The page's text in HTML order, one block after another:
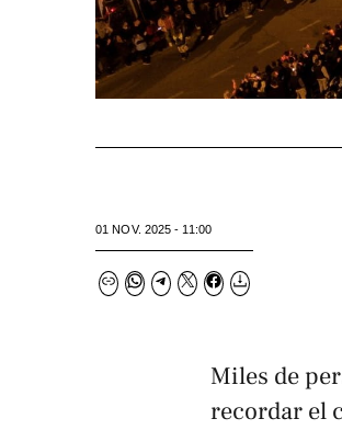
01 NOV. 2025 - 11:00
Miles de
recordar el